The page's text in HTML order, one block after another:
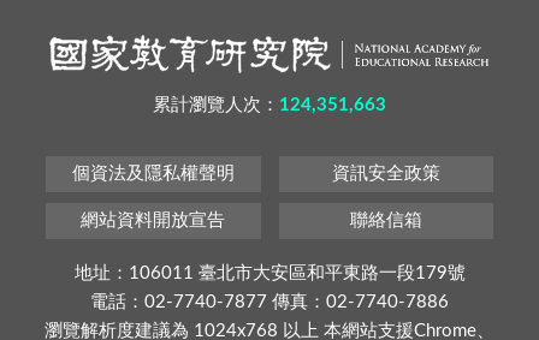
累計瀏覽人次： 124,351,663
個資法及隱私權聲明 資訊安全政策
網站資料開放宣告 聯絡信箱
地址：106011 臺北市大安區和平東路一段179號
電話：02-7740-7877 傳真：02-7740-7886
瀏覽解析度建議為 1024x768 以上 本網站支援Chrome、